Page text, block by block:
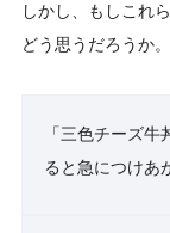
しかし、もしこれ
どう思うだろうか。
「三色チーズ
ると急につけあ